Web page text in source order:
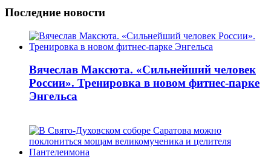
Последние новости
Вячеслав Максюта. «Сильнейший человек
России». Тренировка в новом фитнес-парке
Энгельса